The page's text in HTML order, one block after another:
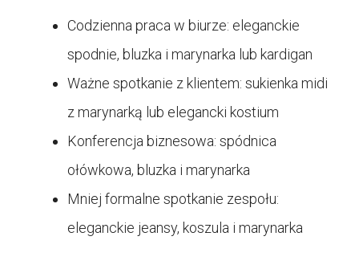
Codzienna praca w biurze: eleganckie
spodnie, bluzka i marynarka lub kardigan
Ważne spotkanie z klientem: sukienka midi
z marynarką lub elegancki kostium
Konferencja biznesowa: spódnica
ołówkowa, bluzka i marynarka
Mniej formalne spotkanie zespołu:
eleganckie jeansy, koszula i marynarka